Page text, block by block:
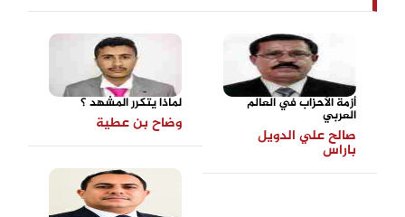
أزمة الأحزاب في العالم
العربي
صالح علي الدويل
باراس
لماذا يتكرر المشهد ؟
وضاح بن عطية